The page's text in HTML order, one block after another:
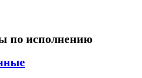
по исполнению